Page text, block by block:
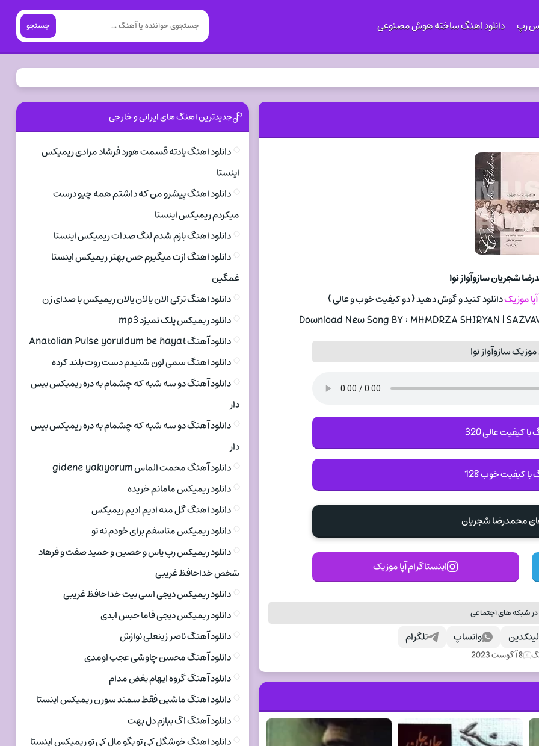
رپ دانلود اهنگ ساخته هوش مصنوعی جستجو
شجریان سازوآواز نوا
آپا موزیکدانلود کنید و گوش دهید { دو کیفیت خوب و عالی }
Download New Song BY : MHMDRZA SHJRYAN |
سازوآواز نوا
کیفیت عالی 320
با کیفیت خوب 128
محمدرضا شجریان
اینستاگرام آپا موزیک
شبکه های اجتماعی
تلگرام واتساپ لینکدین
8 آگوست 2023
جدیدترین اهنگ های ایرانی و خارجی
دانلود اهنگ یادته قسمت هورد فرشاد مرادی ریمیکس
اینستا
دانلود اهنگ پیشرو من که داشتم همه چیو درست
میکردم ریمیکس اینستا
دانلود اهنگ بازم شدم لنگ صدات ریمیکس اینستا
دانلود اهنگ ازت میگیرم حس بهتر ریمیکس اینستا
غمگین
دانلود اهنگ ترکی الان یالان یالان ریمیکس با صدای زن
دانلود ریمیکس پلک نمیزد mp3
دانلود آهنگ Anatolian Pulse yoruldum be hayat
دانلود اهنگ سمی لون شنیدم دست روت بلند کرده
دانلود آهنگ دو سه شبه که چشمام به دره ریمیکس بیس
دار
دانلود آهنگ دو سه شبه که چشمام به دره ریمیکس بیس
دار
دانلود آهنگ محمت الماس gidene yakıyorum
دانلود ریمیکس مامانم خریده
دانلود اهنگ گل منه ادیم ادیم ریمیکس
دانلود ریمیکس متاسفم برای خودم نه تو
دانلود ریمیکس رپ یاس و حصین و حمید صفت و فرهاد
شخص خداحافظ غریبی
دانلود ریمیکس دیجی اسی بیت خداحافظ غریبی
دانلود ریمیکس دیجی فاما حبس ابدی
دانلود آهنگ ناصر زینعلی نوازش
دانلود آهنگ محسن چاوشی عجب اومدی
دانلود آهنگ گروه ایهام بغض مدام
دانلود اهنگ ماشین فقط سمند سورن ریمیکس اینستا
دانلود آهنگ اگ ببازم دل بهت
دانلود اهنگ خوشگل کی تو بگو مال کی تو ریمیکس اینستا